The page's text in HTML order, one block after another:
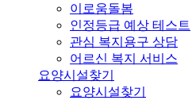
이로움돌봄
인정등급 예상 테스트
관심 복지용구 상담
어르신 복지 서비스
요양시설찾기
요양시설찾기